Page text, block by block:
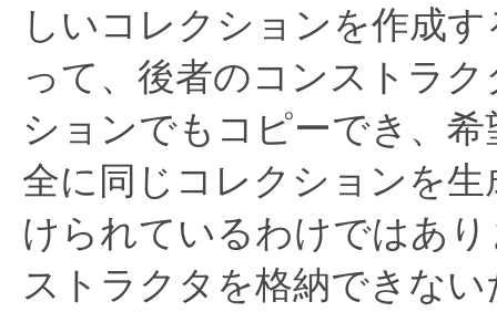
しいコレクションを作成
って、後者のコンストラ
ションでもコピーでき、
全に同じコレクションを
けられているわけではあ
ストラクタを格納できな